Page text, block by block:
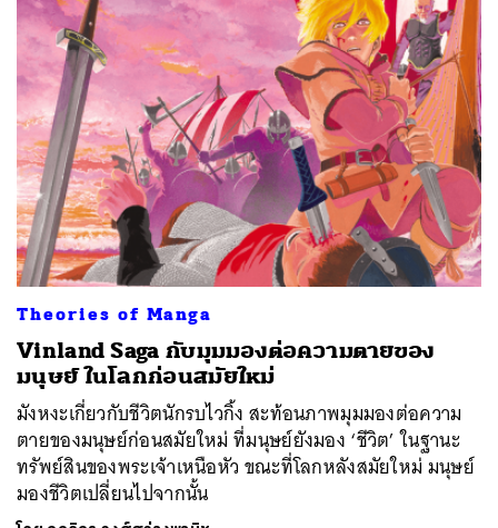
Theories of Manga
Vinland Saga กับมุมมองต่อความตายของ
มนุษย์ ในโลกก่อนสมัยใหม่
มังหงะเกี่ยวกับชีวิตนักรบไวกิ้ง สะท้อนภาพมุมมองต่อความ
ตายของมนุษย์ก่อนสมัยใหม่ ที่มนุษย์ยังมอง ‘ชีวิต’ ในฐานะ
ทรัพย์สินของพระเจ้าเหนือหัว ขณะที่โลกหลังสมัยใหม่ มนุษย์
มองชีวิตเปลี่ยนไปจากนั้น